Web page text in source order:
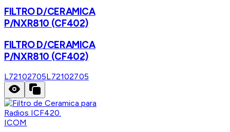
FILTRO D/CERAMICA
P/NXR810 (CF402)
FILTRO D/CERAMICA
P/NXR810 (CF402)
L72102705L72102705
ICOM